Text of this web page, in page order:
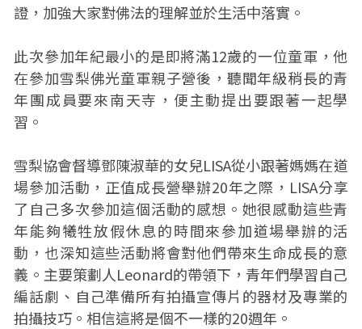
證，加強大家對佛法的理解並於生活中落實。
此次參加年紀最小的是即將滿12歲的一位童軍，他
在參加雪梨佛光童軍親子營後，聽聞年級稍長的青
年團成員要來南天寺，便主動提出要跟著一起學
習。
雪梨協會督導鄧陳淑華的女兒LISA從小跟著媽媽在道
場參加活動，正值成長營舉辦20年之際，LISA分享
了自己多次參加這個活動的感想。她很感動這些青
年能夠犧牲放假休息的時間來參加道場舉辦的活
動，也深知這些活動將會對他們帶來生命成長的意
義。主要策劃人Leonard的帶領下，青年們學習自己
編話劇、自己準備所有拍攝宣傳片的器材及專業的
拍攝技巧。相信這將是個不一樣的20週年。